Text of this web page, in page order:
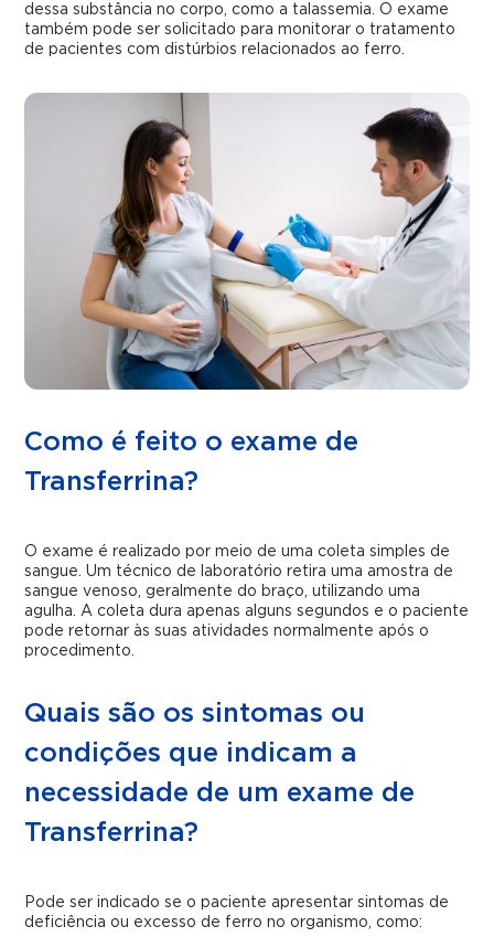
dessa substância no corpo, como a talassemia. O exame
também pode ser solicitado para monitorar o tratamento
de pacientes com distúrbios relacionados ao ferro.
Como é feito o exame de
Transferrina?
O exame é realizado por meio de uma coleta simples de
sangue. Um técnico de laboratório retira uma amostra de
sangue venoso, geralmente do braço, utilizando uma
agulha. A coleta dura apenas alguns segundos e o paciente
pode retornar às suas atividades normalmente após o
procedimento.
Quais são os sintomas ou
condições que indicam a
necessidade de um exame de
Transferrina?
Pode ser indicado se o paciente apresentar sintomas de
deficiência ou excesso de ferro no organismo, como: